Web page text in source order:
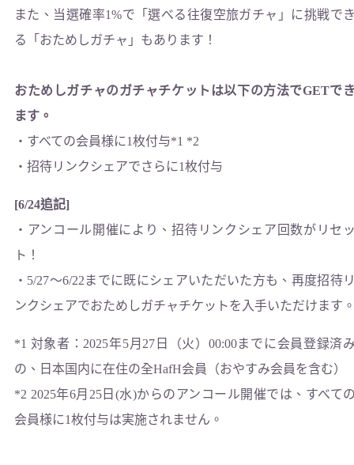
また、当選確率1%で「選べる往復空旅ガチャ」に挑戦で
る「おためしガチャ」もあります！
おためしガチャのガチャチケットは以下の方法でGETで
ます。
・すべての会員様に1枚付与*1 *2
・招待リンクシェアでさらに1枚付与
[6/24追記]
・アンコール開催により、招待リンクシェア回数がリセ
ト！
・5/27〜6/22までに既にシェアいただいた方も、再度招待
ンクシェアでおためしガチャチケットを入手いただけます
*1 対象者：2025年5月27日（火）00:00までに会員登録済
の、日本国内に在住の全HafH会員（おやすみ会員を含む）
*2 2025年6月25日(水)からのアンコール開催では、すべて
会員様に1枚付与は実施されません。